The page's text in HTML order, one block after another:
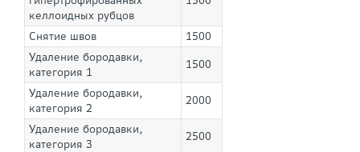
келлоидных рубцов
Снятие швов
1500
Удаление бородавки,
категория 1
1500
Удаление бородавки,
категория 2
2000
Удаление бородавки,
категория 3
2500